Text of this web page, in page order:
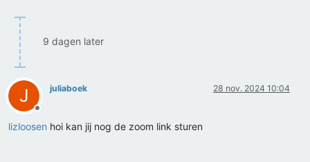
9 dagen later
J
Offline
juliaboek 28 nov. 2024 10:04
lizloosen hoi kan jij nog de zoom link sturen